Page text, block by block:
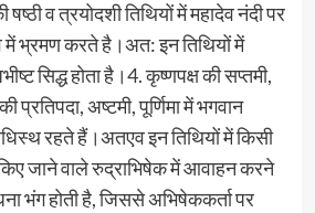
षष्ठी व त्रयोदशी तिथियों में महादेव नंदी पर
में भ्रमण करते है।अत: इन तिथियों में
सिद्ध होता है।4. कृष्णपक्ष की सप्तमी,
प्रतिपदा, अष्टमी, पूर्णिमा में भगवान
रहते हैं।अतएव इन तिथियों में किसी
किए जाने वाले रुद्राभिषेक में आवाहन करने
भंग होती है, जिससे अभिषेककर्ता पर